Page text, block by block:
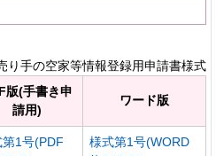
り手の空家等情報登録用申請書様式
版(手書き申
請用)
ワード版
1号(PDF
様式第1号(WORD